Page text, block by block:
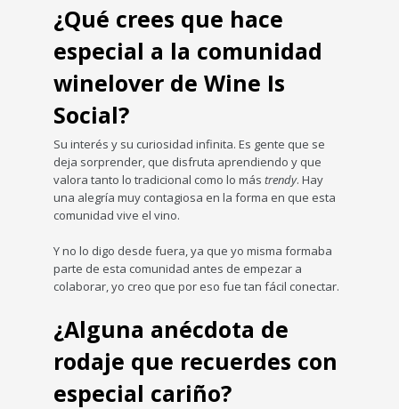
¿Qué crees que hace
especial a la comunidad
winelover de Wine Is
Social?
Su interés y su curiosidad infinita. Es gente que se
deja sorprender, que disfruta aprendiendo y que
valora tanto lo tradicional como lo más trendy. Hay
una alegría muy contagiosa en la forma en que esta
comunidad vive el vino.
Y no lo digo desde fuera, ya que yo misma formaba
parte de esta comunidad antes de empezar a
colaborar, yo creo que por eso fue tan fácil conectar.
¿Alguna anécdota de
rodaje que recuerdes con
especial cariño?